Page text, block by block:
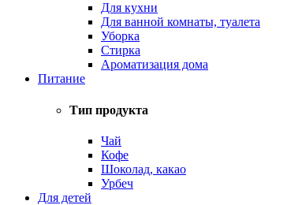
Для кухни
Для ванной комнаты, туалета
Уборка
Стирка
Ароматизация дома
Питание
Тип продукта
Чай
Кофе
Шоколад, какао
Урбеч
Для детей